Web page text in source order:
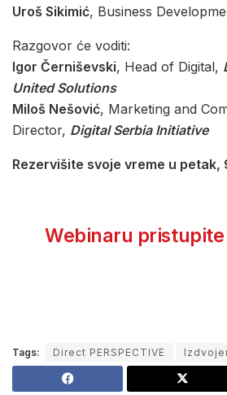
Uroš Sikimić, Business
Razgovor će voditi:
Igor Černiševski, Head of Digital,
United Solutions
Miloš Nešović, Marketing and
Director, Digital Serbia Initiative
Rezervišite svoje vreme u petak,
Webinaru
Tags: Direct PERSPECTIVE